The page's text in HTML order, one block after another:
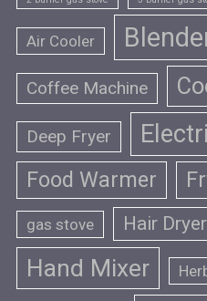
Air Cooler
Coffee Machine
Deep Fryer
Food Warmer
gas stove Hair Dryer
Hand Mixer